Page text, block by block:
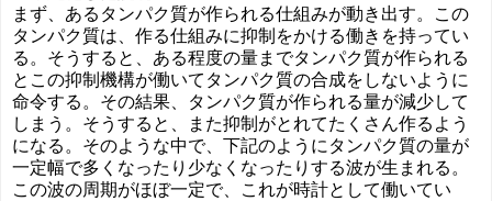
まず、あるタンパク質が作られる仕組みが動き出す。この
タンパク質は、作る仕組みに抑制をかける働きを持ってい
る。そうすると、ある程度の量までタンパク質が作られる
とこの抑制機構が働いてタンパク質の合成をしないように
命令する。その結果、タンパク質が作られる量が減少して
しまう。そうすると、また抑制がとれてたくさん作るよう
になる。そのような中で、下記のようにタンパク質の量が
一定幅で多くなったり少なくなったりする波が生まれる。
この波の周期がほぼ一定で、これが時計として働いてい